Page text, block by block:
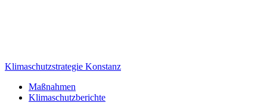
Klimaschutzstrategie Konstanz
Maßnahmen
Klimaschutzberichte